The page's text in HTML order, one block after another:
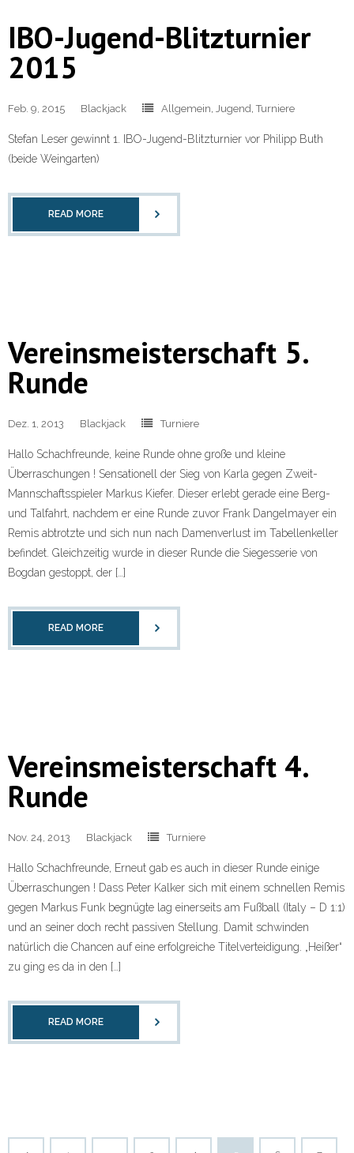
IBO-Jugend-Blitzturnier
2015
Feb. 9, 2015 Blackjack Allgemein, Jugend,Turniere
Stefan Leser gewinnt 1. IBO-Jugend-Blitzturnier vor Philipp Buth
(beide Weingarten)
READ MORE
Vereinsmeisterschaft 5.
Runde
Dez. 1, 2013 Blackjack Turniere
Hallo Schachfreunde, keine Runde ohne große und kleine
Überraschungen ! Sensationell der Sieg von Karla gegen Zweit-
Mannschaftsspieler Markus Kiefer. Dieser erlebt gerade eine Berg-
und Talfahrt, nachdem er eine Runde zuvor Frank Dangelmayer ein
Remis abtrotzte und sich nun nach Damenverlust im Tabellenkeller
befindet. Gleichzeitig wurde in dieser Runde die Siegesserie von
Bogdan gestoppt, der […]
READ MORE
Vereinsmeisterschaft 4.
Runde
Nov. 24, 2013 Blackjack Turniere
Hallo Schachfreunde, Erneut gab es auch in dieser Runde einige
Überraschungen ! Dass Peter Kalker sich mit einem schnellen Remis
gegen Markus Funk begnügte lag einerseits am Fußball (Italy – D 1:1)
und an seiner doch recht passiven Stellung. Damit schwinden
natürlich die Chancen auf eine erfolgreiche Titelverteidigung. „Heißer“
zu ging es da in den […]
READ MORE